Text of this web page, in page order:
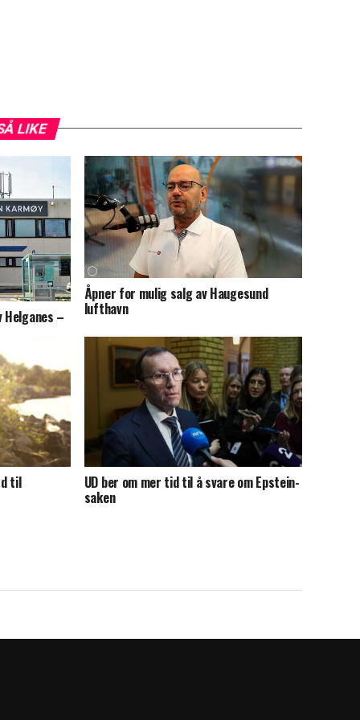
LIKE
–
Åpner for mulig salg av Haugesund
lufthavn
til UD ber om mer tid til å svare om Epstein-
saken